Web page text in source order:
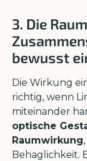
3. Die
bewusst
Die Wirkung
richtig, wenn
miteinander
optische
Raumwirkung
Behaglichkeit.